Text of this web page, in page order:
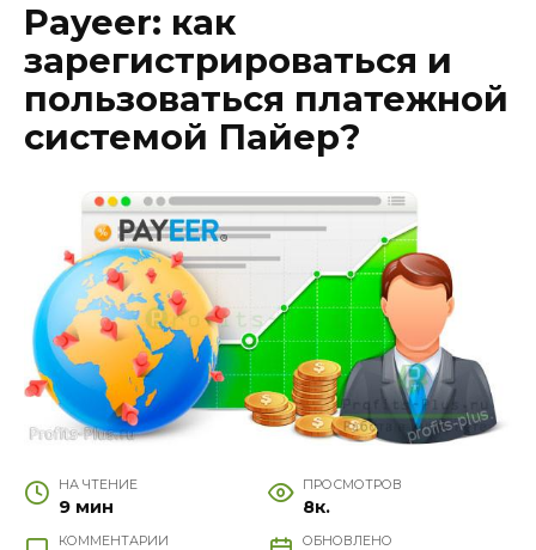
Payeer: как
зарегистрироваться и
пользоваться платежной
системой Пайер?
НА ЧТЕНИЕ
9 мин
ПРОСМОТРОВ
8к.
КОММЕНТАРИИ ОБНОВЛЕНО